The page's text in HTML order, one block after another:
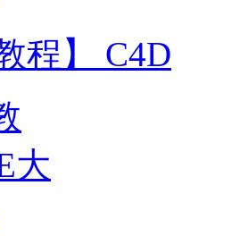
程】 C4D